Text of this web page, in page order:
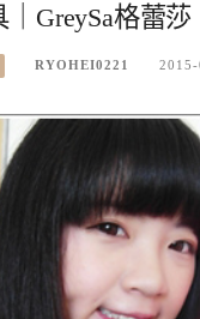
｜GreySa格蕾
RYOHEI0221